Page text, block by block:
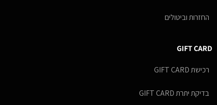
החזרות וביטולים
GIFT CARD
רכישת GIFT CARD
בדיקת יתרת GIFT CARD